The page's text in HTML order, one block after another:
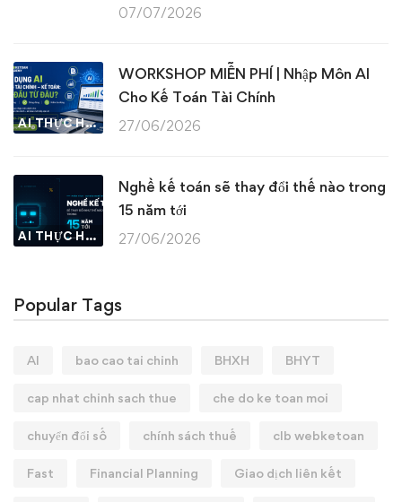
07/07/2026
AI THỰC HÀNH
WORKSHOP MIỄN PHÍ | Nhập Môn AI
Cho Kế Toán Tài Chính
27/06/2026
AI THỰC HÀNH
Nghề kế toán sẽ thay đổi thế nào trong
15 năm tới
27/06/2026
Popular Tags
AI bao cao tai chinh BHXH BHYT
cap nhat chinh sach thue che do ke toan moi
chuyển đổi số chính sách thuế clb webketoan
Fast Financial Planning Giao dịch liên kết